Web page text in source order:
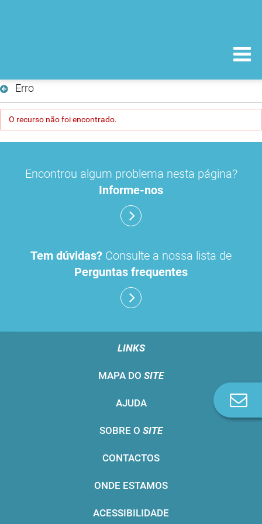
Erro
O recurso não foi encontrado.
Encontrou algum problema nesta página?
Informe-nos
Tem dúvidas? Consulte a nossa lista de
Perguntas frequentes
LINKS
MAPA DO SITE
AJUDA
SOBRE O SITE
CONTACTOS
ONDE ESTAMOS
ACESSIBILIDADE